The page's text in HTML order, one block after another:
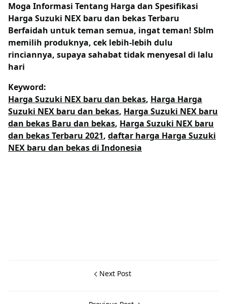
Moga Informasi Tentang Harga dan Spesifikasi
Harga Suzuki NEX baru dan bekas Terbaru
Berfaidah untuk teman semua, ingat teman! Sblm
memilih produknya, cek lebih-lebih dulu
rinciannya, supaya sahabat tidak menyesal di lalu
hari
Keyword:
Harga Suzuki NEX baru dan bekas, Harga Harga
Suzuki NEX baru dan bekas, Harga Suzuki NEX baru
dan bekas Baru dan bekas, Harga Suzuki NEX baru
dan bekas Terbaru 2021, daftar harga Harga Suzuki
NEX baru dan bekas di Indonesia
Next Post